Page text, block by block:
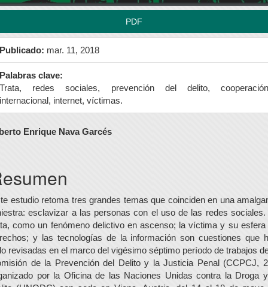
PDF
Publicado: mar. 11, 2018
Palabras clave:
Trata, redes sociales, prevención del delito, cooperación
internacional, internet, víctimas.
Enrique Nava Garcés
estudio retoma tres grandes temas que coinciden en una
esclavizar a las personas con el uso de las redes sociales.
como un fenómeno delictivo en ascenso; la víctima y su esfera
y las tecnologías de la información son cuestiones que
revisadas en el marco del vigésimo séptimo período de trabajos
de la Prevención del Delito y la Justicia Penal (CCPCJ,
por la Oficina de las Naciones Unidas contra la Droga